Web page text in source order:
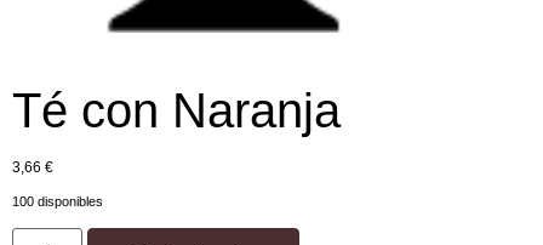
Té con Naranja
3,66 €
100 disponibles